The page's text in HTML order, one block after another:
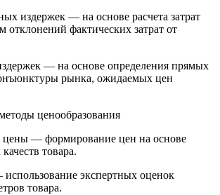
издержек — на основе расчета затрат
отклонений фактических затрат от
— на основе определения прямых
рынка, ожидаемых цен
ценообразования
— формирование цен на основе
товара.
экспертных оценок
товара.